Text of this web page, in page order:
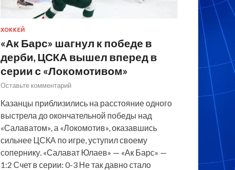
ХОККЕЙ
«Ак Барс» шагнул к победе в
дерби, ЦСКА вышел вперед в
серии с «Локомотивом»
Оставьте комментарий
Казанцы приблизились на расстояние одного
выстрела до окончательной победы над
«Салаватом», а «Локомотив», оказавшись
сильнее ЦСКА по игре, уступил своему
сопернику. «Салават Юлаев» — «Ак Барс» —
1:2 Счет в серии: 0-3 Не так давно стало